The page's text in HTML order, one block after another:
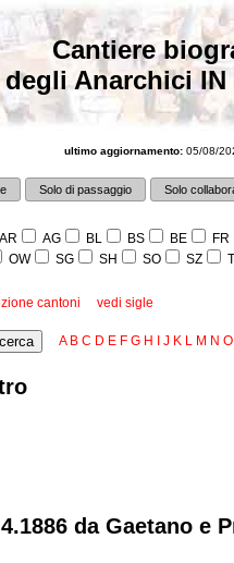
Cantiere
degli Anarchici IN
ultimo aggiornamento: 05/08/
Solo di passaggio Solo
AR AG BL BS BE
FR
OW SG SH SO SZ
cantoni vedi sigle
A B C D E F G H J K L M N O
da Gaetano e